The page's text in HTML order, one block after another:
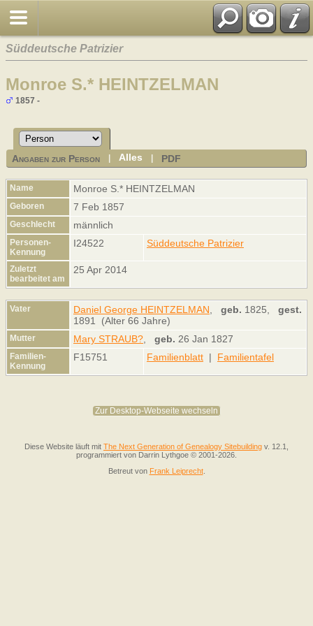
Süddeutsche Patrizier
Monroe S.* HEINTZELMAN
1857 -
Angaben zur Person |Alles PDF
Name Monroe S.* HEINTZELMAN
Geboren 7 Feb 1857
Geschlecht männlich
Personen-
Kennung
I24522 Süddeutsche Patrizier
Zuletzt
bearbeitet am
25 Apr 2014
Vater Daniel George HEINTZELMAN geb. 1825, gest.
1891 (Alter 66 Jahre)
Mutter Mary STRAUB? geb. 26 Jan 1827
Familien-
Kennung
F15751 Familienblatt | Familientafel
Zur Desktop-Webseite wechseln
Diese Website läuft mit The Next Generation of Genealogy Sitebuilding v. 12.1,
programmiert von Darrin Lythgoe © 2001-2026.
Betreut von Frank Leiprecht.